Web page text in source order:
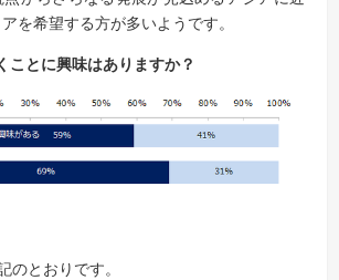
を希望する方が多いようです。
ことに興味はありますか？
のとおりです。